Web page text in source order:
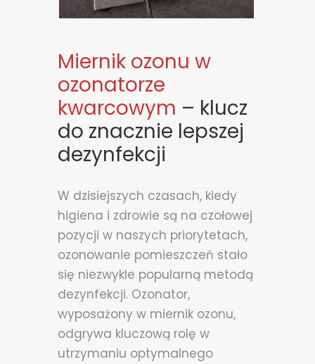
Miernik ozonu w
ozonatorze
kwarcowym – klucz
do znacznie lepszej
dezynfekcji
W dzisiejszych czasach, kiedy
higiena i zdrowie są na czołowej
pozycji w naszych priorytetach,
ozonowanie pomieszczeń stało
się niezwykle popularną metodą
dezynfekcji. Ozonator,
wyposażony w miernik ozonu,
odgrywa kluczową rolę w
utrzymaniu optymalnego